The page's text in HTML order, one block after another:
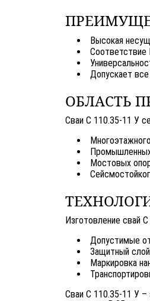
Высокая
Соответствие
Допускает
ОБЛАСТЬ
Сваи С 110.35-11 У
Мостовых
Изготовление свай
Допустимые
Защитный
Маркировка
Сваи С 110.35-11 У –